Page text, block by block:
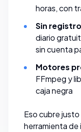
horas, con
Sin
diario
sin cuenta
Motores
FFmpeg y
caja negra
Eso cubre
herramienta de